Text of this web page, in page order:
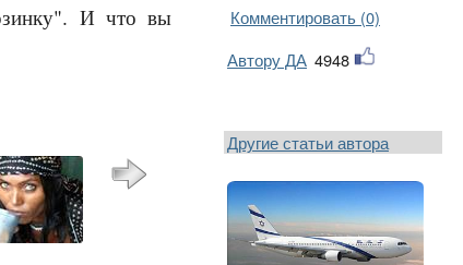
И что вы
Комментировать (0)
Автору ДА 4948
Другие статьи автора